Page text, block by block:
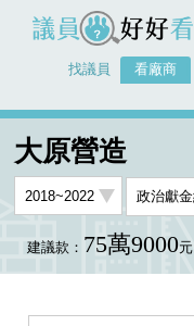
議員好好看
找議員 看廠商
大原營造
建議款： 75萬9000元